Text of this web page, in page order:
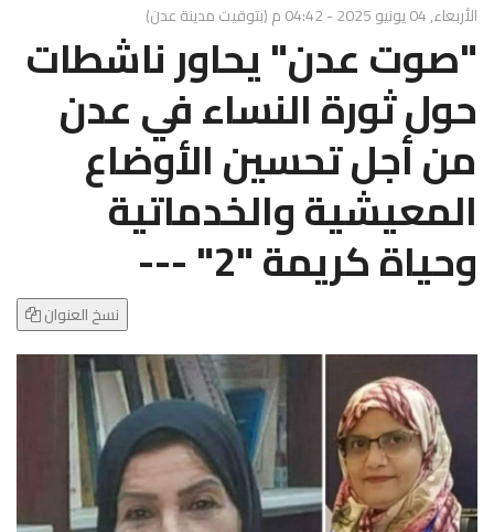
g
l
e
N
a
i
g
a
t
i
الأربعاء, 04 يونيو 2025 - 04:42 م (بتوقيت مدينة عدن)
"صوت عدن" يحاور ناشطات
حول ثورة النساء في عدن
من أجل تحسين الأوضاع
المعيشية والخدماتية
وحياة كريمة "2" ---
نسخ العنوان